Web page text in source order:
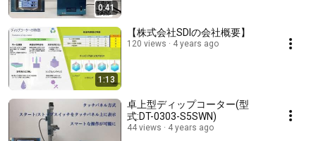
0:41
1:13
【株式会社SDIの会社概要】
120 views 4 years ago
卓上型ディップコーター(型
式:DT-0303-S5SWN)
44 views 4 years ago